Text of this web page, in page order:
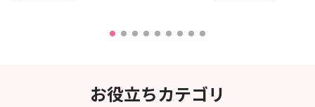
お役立ちカテゴリ